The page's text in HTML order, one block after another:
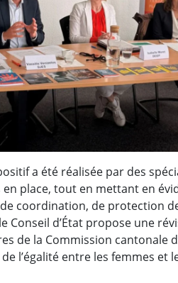
a été réalisée par des
place, tout en mettant en
coordination, de protection
Conseil d’État propose une
de la Commission cantonale
l’égalité entre les femmes et